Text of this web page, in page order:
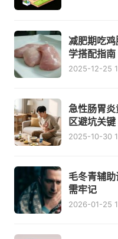
减肥期吃
学搭配指南
2025-12-25
急性肠胃
区避坑关键
2025-10-30
毛冬青辅
需牢记
2026-01-25